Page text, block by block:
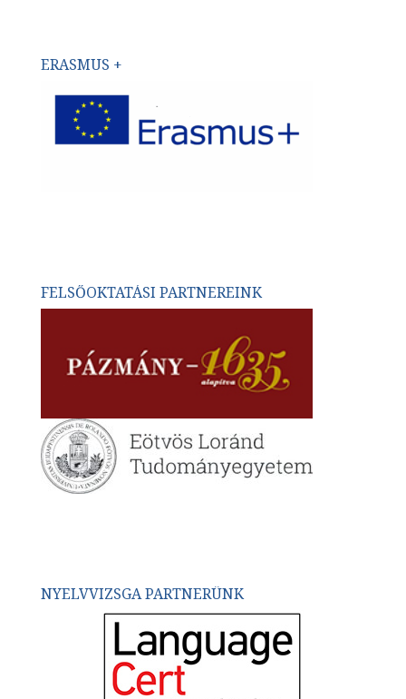
ERASMUS +
FELSŐOKTATÁSI PARTNEREINK
NYELVVIZSGA PARTNERÜNK